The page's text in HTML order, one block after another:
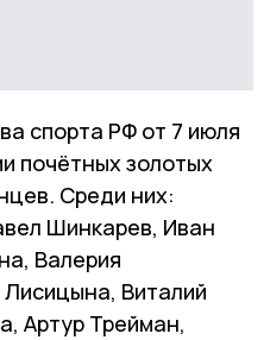
спорта РФ от 7 июля
почётных золотых
Среди них:
Шинкарев, Иван
Валерия
Виталий
Артур Трейман,